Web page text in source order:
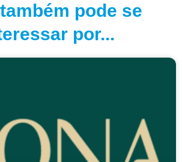
pode se
por...